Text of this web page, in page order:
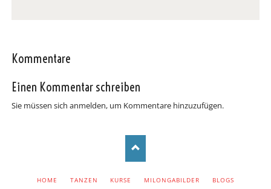
Kommentare
Einen Kommentar schreiben
Sie müssen sich anmelden, um Kommentare hinzuzufügen.
NAVIGATION
HOME TANZEN KURSE MILONGABILDER BLOGS